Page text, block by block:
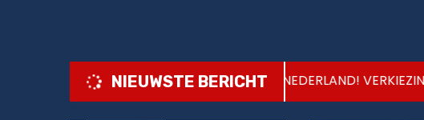
NIEUWSTE BERICHT
DIT IS UW LAND! NEDERLAND!